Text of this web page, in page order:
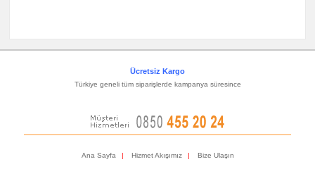
Ücretsiz Kargo
Türkiye geneli tüm siparişlerde kampanya süresince
Ana Sayfa | Hizmet Akışımız | Bize Ulaşın